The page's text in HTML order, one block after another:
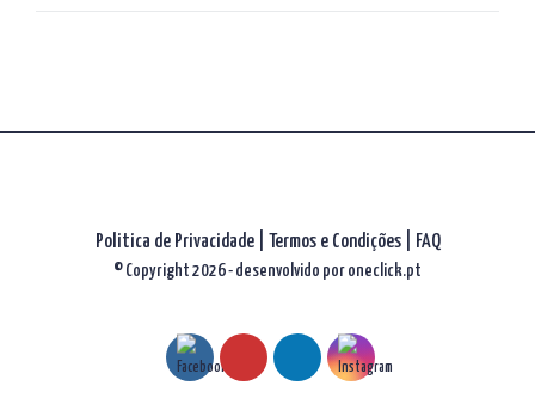
Politica de Privacidade| Termos e Condições FAQ
© Copyright 2026 - desenvolvido por oneclick.pt